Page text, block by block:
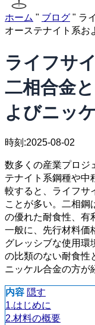
ホーム " ブログ " ラ
オーステナイト系お
ライフサ
二相合金
よびニッ
時刻:2025-08-02
数多くの産業プロジ
テナイト系鋼種や中
較すると、ライフサ
ことが多い。二相鋼
の優れた耐食性、有
一般に、先行材料価
グレッシブな使用環
の比類のない耐食性
ニッケル合金の方が
内容 隠す
1.はじめに
2.材料の概要